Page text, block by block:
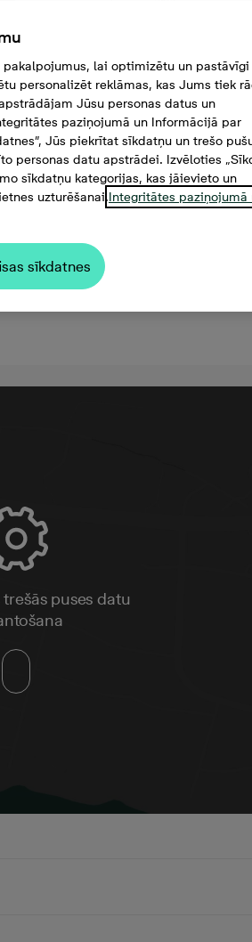
dzīvoklis,
puses datu
lai optimizētu un pastāvīgi
personalizēt reklāmas, kas Jums tiek
Jūsu personas datus un
paziņojumā un Informācijā par
Jūs piekrītat sīkdatņu un trešo
personas datu apstrādei. Izvēloties
sīkdatņu kategorijas, kas jāievieto un
uzturēšanai.Integritātes paziņojumā
sīkdatnes